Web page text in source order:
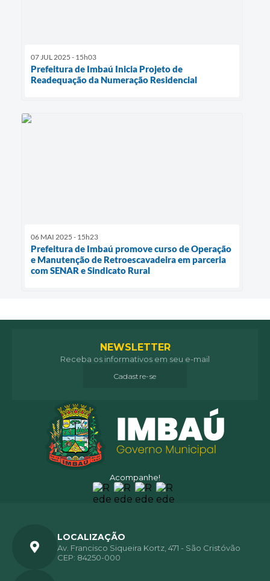
07 JUL 2025 - 15h03
Prefeitura de Imbaú Inicia Projeto de
Readequação da Numeração Residencial
06 MAI 2025 - 15h23
Prefeitura de Imbaú promove curso de Operação
e Manutenção de Retroescavadeira em parceria
com SENAR e Sindicato Rural
Acompanhe!
NEWSLETTER
Receba os informativos em seu e-mail
Cadastre-se
LOCALIZAÇÃO
Av. Francisco Siqueira Kortz, 471 - São Cristóvão
CEP: 84250-000